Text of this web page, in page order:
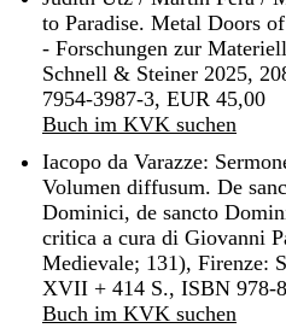
to Paradise. Metal Doors
- Forschungen zur
Schnell & Steiner 2025,
7954-3987-3, EUR 45,00
Buch im KVK suchen
Iacopo da Varazze:
Volumen diffusum. De
Dominici, de sancto
critica a cura di Giovanni
Medievale; 131), Firenze:
XVII + 414 S., ISBN 978-
Buch im KVK suchen